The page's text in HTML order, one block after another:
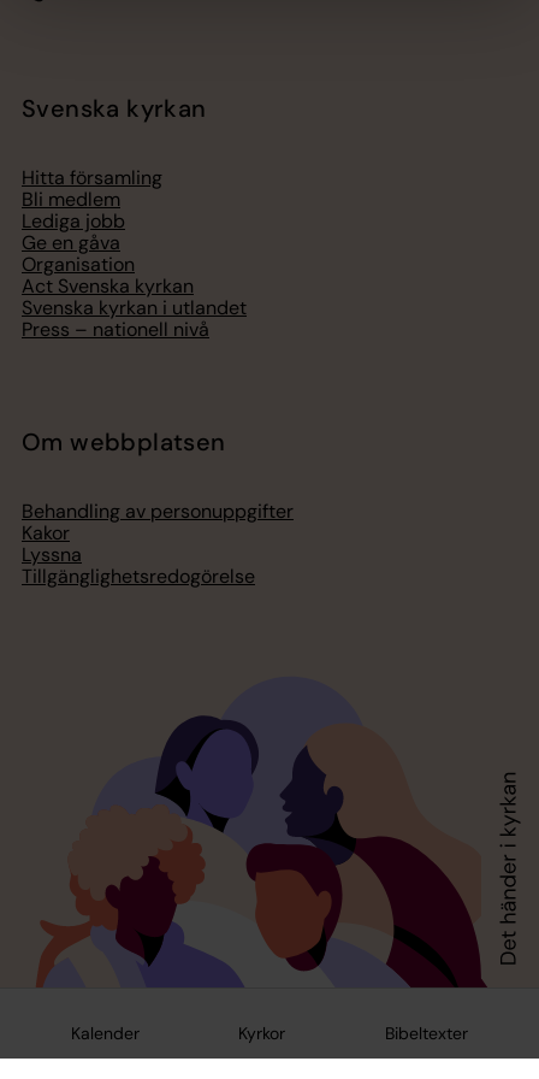
Kalender Kyrkor Bibeltexter
Svenska kyrkan
Hitta församling
Bli medlem
Lediga jobb
Ge en gåva
Organisation
Act Svenska kyrkan
Svenska kyrkan i utlandet
Press – nationell nivå
Om webbplatsen
Behandling av personuppgifter
Kakor
Lyssna
Tillgänglighetsredogörelse